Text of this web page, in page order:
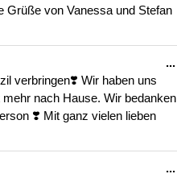
Grüße von Vanessa und Stefan
verbringen❣️ Wir haben uns
nach Hause. Wir bedanken
❣️ Mit ganz vielen lieben
...
...